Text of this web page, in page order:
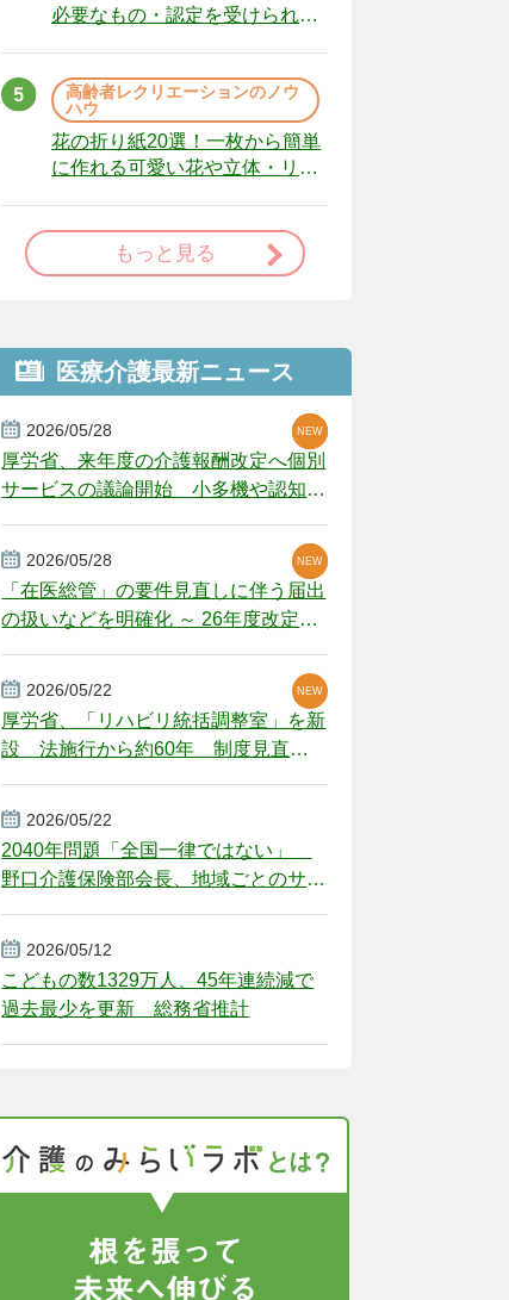
必要なもの・認定を受けられな
高齢者レクリエーションのノウ
ハウ
花の折り紙20選！一枚から簡単
に作れる可愛い花や立体・リー
もっと見る
医療介護最新ニュース
2026/05/28
厚労省、来年度の介護報酬改定へ個別
サービスの議論開始 小多機や認知症
NEW
NEW
NEW
2026/05/28
「在医総管」の要件見直しに伴う届出
の扱いなどを明確化 ～ 26年度改定疑
NEW
NEW
2026/05/22
厚労省、「リハビリ統括調整室」を新
設 法施行から約60年 制度見直し
NEW
2026/05/22
2040年問題「全国一律ではない」
野口介護保険部会長、地域ごとのサー
2026/05/12
こどもの数1329万人、45年連続減で
過去最少を更新 総務省推計